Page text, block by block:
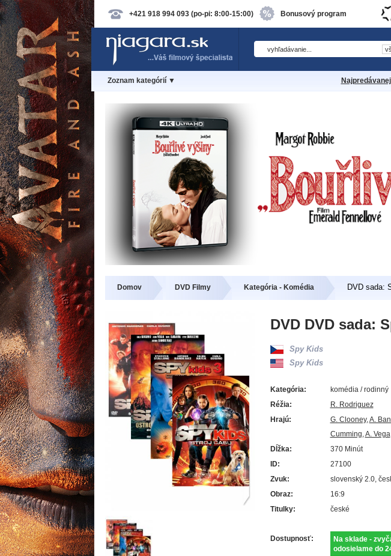
+421 918 994 093 (po-pi: 8:00-15:00) Bonusový program
Zoznam kategórií ▼
Domov DVD Filmy Kategória - Komédia DVD sada:
DVD DVD sada:
Spy Kids
Spy Kids
Kategória:
komédia / rodinný
Réžia:
R. Rodriguez
Hrajú:
G. Clooney,A.
Cumming,A. Vega
Dĺžka:
370 Minút
ID:
27100
Zvuk:
slovenský 2.0,
Obraz:
16:9
Titulky:
české
Dostupnosť:
Na sklade -
odosielame do